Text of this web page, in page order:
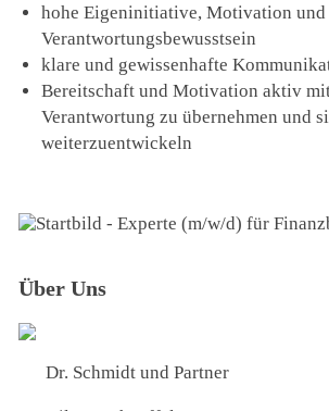
hohe Eigeninitiative, Motivation und
Verantwortungsbewusstsein
klare und gewissenhafte
Bereitschaft und Motivation aktiv
Verantwortung zu übernehmen und
weiterzuentwickeln
Über Uns
Dr. Schmidt und Partner